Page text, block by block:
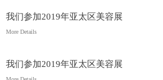
我们参加2019年亚太区美容展
More Details
我们参加2019年亚太区美容展